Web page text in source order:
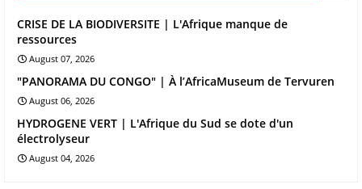
CRISE DE LA BIODIVERSITE | L'Afrique manque de
ressources
August 07, 2026
"PANORAMA DU CONGO" | À l’AfricaMuseum de Tervuren
August 06, 2026
HYDROGENE VERT | L'Afrique du Sud se dote d'un
électrolyseur
August 04, 2026